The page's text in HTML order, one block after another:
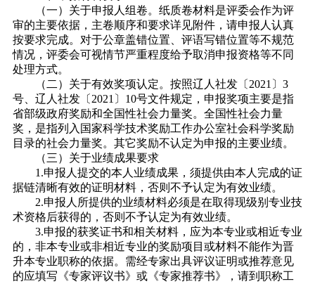
（一）关于申报人组卷。纸质卷材料是评委会作为评
审的主要依据，主卷顺序和要求详见附件，请申报人认真
按要求完成。对于公章盖错位置、评语写错位置等不规范
情况，评委会可视情节严重程度给予取消申报资格等不同
处理方式。
（二）关于有效奖项认定。按照辽人社发〔2021〕3
号、辽人社发〔2021〕10号文件规定，申报奖项主要是指
省部级政府奖励和全国性社会力量奖。全国性社会力量
奖，是指列入国家科学技术奖励工作办公室社会科学奖励
目录的社会力量奖。其它奖励不认定为申报的主要业绩。
（三）关于业绩成果要求
1.申报人提交的本人业绩成果，须提供由本人完成的证
据链清晰有效的证明材料，否则不予认定为有效业绩。
2.申报人所提供的业绩材料必须是在取得现级别专业技
术资格后获得的，否则不予认定为有效业绩。
3.申报的获奖证书和相关材料，应为本专业或相近专业
的，非本专业或非相近专业的奖励项目或材料不能作为晋
升本专业职称的依据。需经专家出具评议证明或推荐意见
的应填写《专家评议书》或《专家推荐书》，请到职称工